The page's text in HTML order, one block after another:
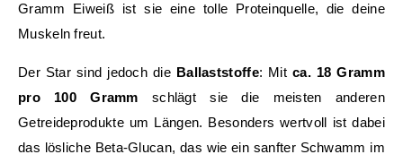
Gramm Eiweiß ist sie eine tolle Proteinquelle, die deine
Muskeln freut.
Der Star sind jedoch die Ballaststoffe: Mitca. 18 Gramm
pro 100 Gramm schlägt sie die meisten anderen
Getreideprodukte um Längen. Besonders wertvoll ist dabei
das lösliche Beta-Glucan, das wie ein sanfter Schwamm im